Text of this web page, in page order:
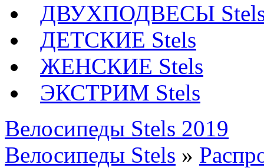
ДВУХПОДВЕСЫ
ДЕТСКИЕ Stels
ЖЕНСКИЕ Stels
ЭКСТРИМ Stels
Велосипеды Stels 2019
Велосипеды Stels »